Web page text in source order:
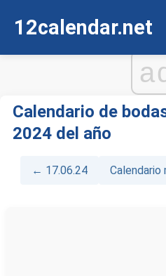
12calendar.net
Calendario de
2024 del año
← 17.06.24 Calendario